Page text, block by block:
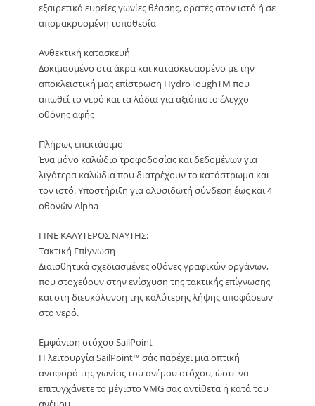
εξαιρετικά ευρείες γωνίες θέασης, ορατές στον ιστό ή σε
απομακρυσμένη τοποθεσία
Ανθεκτική κατασκευή
Δοκιμασμένο στα άκρα και κατασκευασμένο με την
αποκλειστική μας επίστρωση HydroToughTM που
απωθεί το νερό και τα λάδια για αξιόπιστο έλεγχο
οθόνης αφής
Πλήρως επεκτάσιμο
Ένα μόνο καλώδιο τροφοδοσίας και δεδομένων για
λιγότερα καλώδια που διατρέχουν το κατάστρωμα και
τον ιστό. Υποστήριξη για αλυσιδωτή σύνδεση έως και 4
οθονών Alpha
ΓΙΝΕ ΚΑΛΥΤΕΡΟΣ ΝΑΥΤΗΣ:
Τακτική Επίγνωση
Διαισθητικά σχεδιασμένες οθόνες γραφικών οργάνων,
που στοχεύουν στην ενίσχυση της τακτικής επίγνωσης
και στη διευκόλυνση της καλύτερης λήψης αποφάσεων
στο νερό.
Εμφάνιση στόχου SailPoint
Η λειτουργία SailPoint™ σάς παρέχει μια οπτική
αναφορά της γωνίας του ανέμου στόχου, ώστε να
επιτυγχάνετε το μέγιστο VMG σας αντίθετα ή κατά του